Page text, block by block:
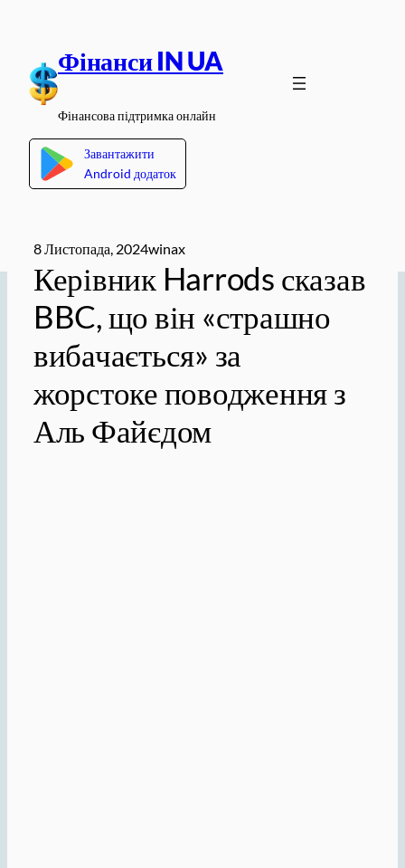
вмісту
Фінанси IN UA
Фінансова підтримка онлайн
Завантажити
Android додаток
8 Листопада, 2024winax
Керівник Harrods сказав
BBC, що він «страшно
вибачається» за
жорстоке поводження з
Аль Файєдом